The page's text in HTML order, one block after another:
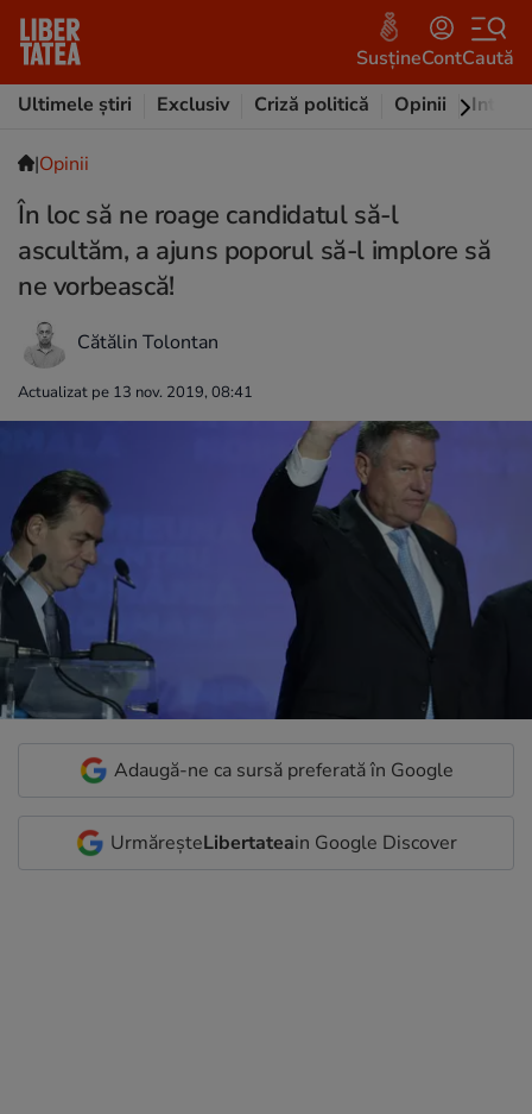
SusțineContCaută
Ultimele știri
Exclusiv Criză politică Opinii
|Opinii
În loc să ne roage candidatul să-l
ascultăm, a ajuns poporul să-l implore să
ne vorbească!
Cătălin Tolontan
Actualizat pe 13 nov. 2019, 08:41
Adaugă-ne ca sursă preferată în Google
UrmăreșteLibertateain Google Discover